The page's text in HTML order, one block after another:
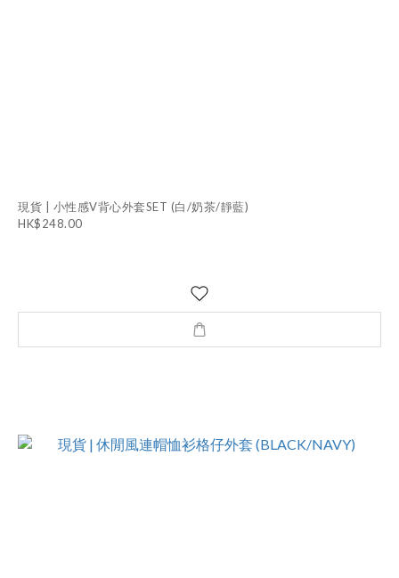
現貨 | 小性感V背心外套SET (白/奶茶/靜藍)
HK$248.00